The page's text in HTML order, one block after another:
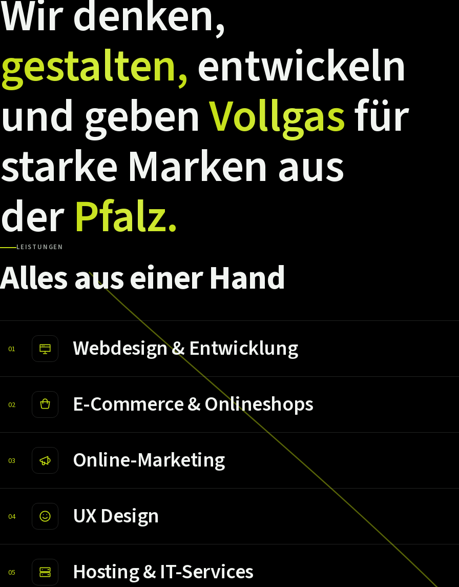
Wirdenken,
gestalten,entwickeln
und gebenVollgasfür
starke Marken aus
derPfalz.
LEISTUNGEN
AllesauseinerHand
01 Webdesign & Entwicklung
02 E-Commerce & Onlineshops
03 Online-Marketing
04 UX Design
05 Hosting & IT-Services